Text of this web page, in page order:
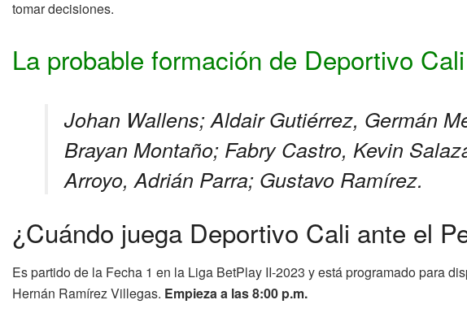
tomar decisiones.
La probable formación de Deportivo
Johan Wallens; Aldair Gutiérrez, Germán
Brayan Montaño; Fabry Castro, Kevin
Arroyo, Adrián Parra; Gustavo Ramírez.
¿Cuándo juega Deportivo Cali ante el
Es partido de la Fecha 1 en la Liga BetPlay II-2023 y está programado para
Hernán Ramírez Villegas. Empieza a las 8:00 p.m.